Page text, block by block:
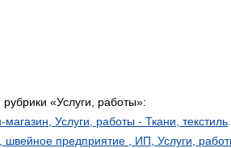
«Услуги, работы»:
Услуги, работы - Ткани, текстиль
швейное предприятие , ИП, Услуги,